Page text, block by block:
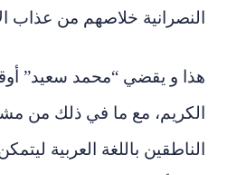
النصرانية خلاصهم من عذاب
هذا و يقضي “محمد سعيد”
الكريم، مع ما في ذلك من
الناطقين باللغة العربية